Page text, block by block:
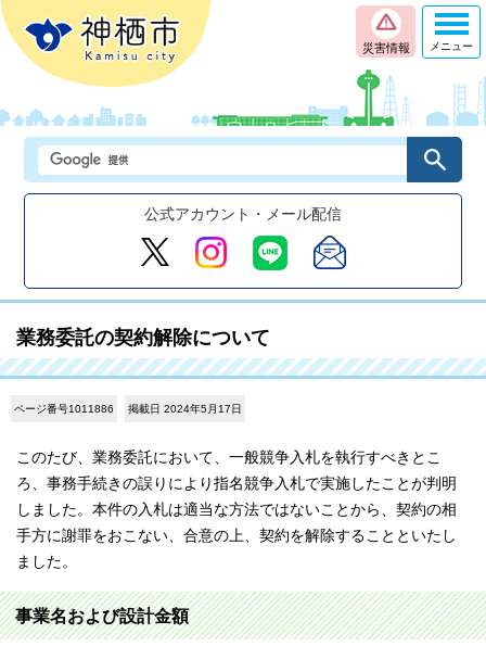
災害情報
公式アカウント・メール配信
メニュー
業務委託の契約解除について
ページ番号1011886 掲載日 2024年5月17日
このたび、業務委託において、一般競争入札を執行すべきとこ
ろ、事務手続きの誤りにより指名競争入札で実施したことが判明
しました。本件の入札は適当な方法ではないことから、契約の相
手方に謝罪をおこない、合意の上、契約を解除することといたし
ました。
事業名および設計金額